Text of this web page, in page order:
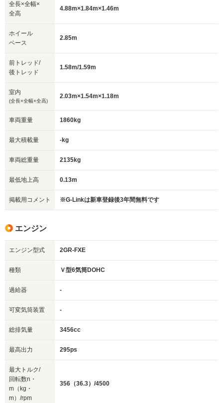
全長×全幅×
全高
4.88m×1.84m×1.46m
ホイール
ベース
2.85m
前トレッド/
後トレッド
1.58m/1.59m
室内
(全長×全幅×全高)
2.03m×1.54m×1.18m
車両重量 1860kg
最大積載量 -kg
車両総重量 2135kg
最低地上高 0.13m
掲載用コメント ※G-Linkは新車登録後3年間無料です
エンジン
エンジン型式 2GR-FXE
種類 Ｖ型6気筒DOHC
過給器 -
可変気筒装置 -
総排気量 3456cc
最高出力 295ps
最大トルク/
回転数n・
m（kg・
m）/rpm
356（36.3）/4500